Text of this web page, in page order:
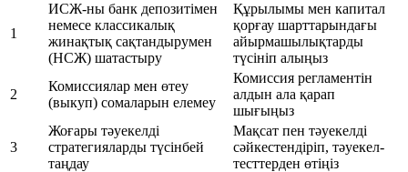
1
ИСЖ-ны банк депозитімен
немесе классикалық
жинақтық сақтандырумен
(НСЖ) шатастыру
Құрылымы мен капитал
қорғау шарттарындағы
айырмашылықтарды
түсініп алыңыз
2
Комиссиялар мен өтеу
(выкуп) сомаларын елемеу
Комиссия регламентін
алдын ала қарап
шығыңыз
3
Жоғары тәуекелді
стратегияларды түсінбей
таңдау
Мақсат пен тәуекелді
сәйкестендіріп, тәуекел-
тесттерден өтіңіз